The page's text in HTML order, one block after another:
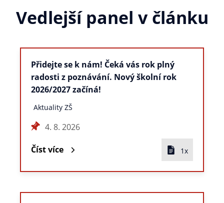
Vedlejší panel v článku
Přidejte se k nám! Čeká vás rok plný
radosti z poznávání. Nový školní rok
2026/2027 začíná!
Aktuality ZŠ
4. 8. 2026
Číst více 1x